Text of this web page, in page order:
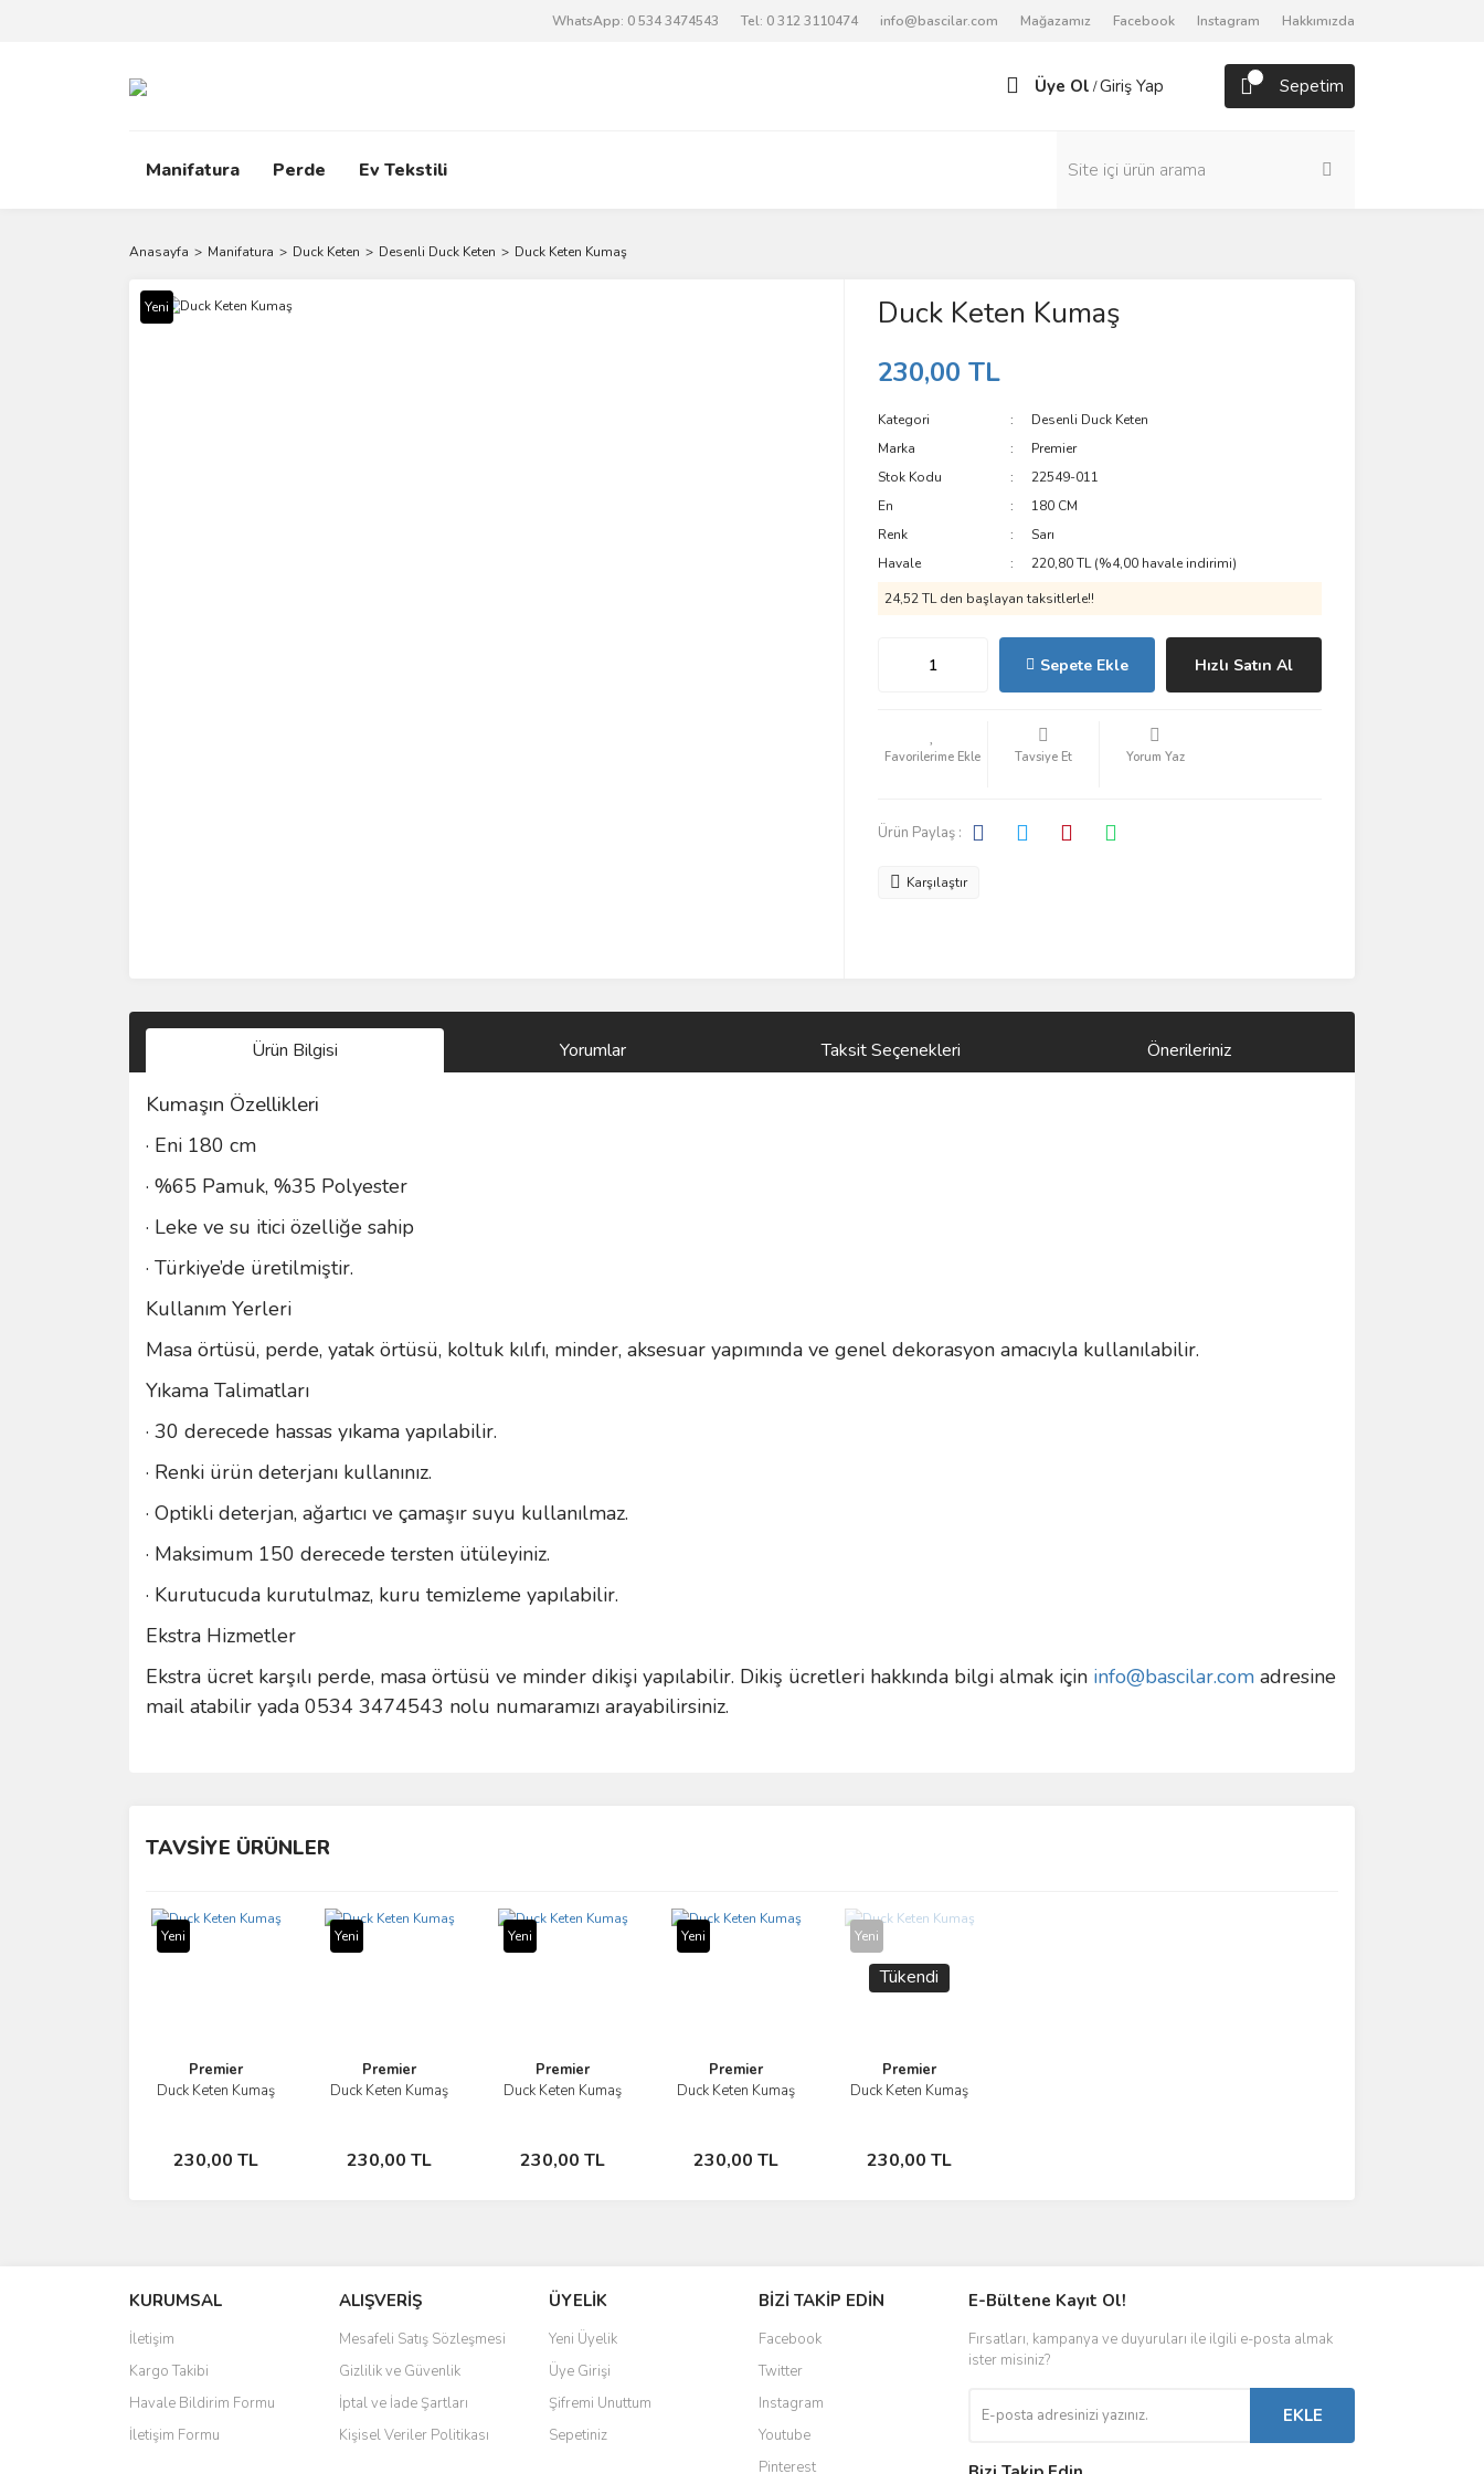
WhatsApp: 0 534 3474543 Tel: 0 312 3110474 info@bascilar.com Mağazamız Facebook Instagram Hakkımızda
Üye Ol /Giriş Yap Sepetim
Manifatura Perde Ev Tekstili
Anasayfa Manifatura Duck Keten Desenli Duck Keten Duck Keten Kumaş
Yeni Duck Keten Kumaş
230,00 TL
Kategori
Desenli Duck Keten
Marka
Premier
Stok Kodu
22549-011
En
180 CM
Renk
Sarı
Havale
220,80 TL (%4,00 havale indirimi)
24,52 TL den başlayan taksitlerle!!
Sepete Ekle Hızlı Satın Al
Tavsiye Et Yorum Yaz
Ürün Paylaş :
Karşılaştır
Ürün Bilgisi Yorumlar Taksit Seçenekleri Önerileriniz
Kumaşın Özellikleri
· Eni 180 cm
· %65 Pamuk, %35 Polyester
· Leke ve su itici özelliğe sahip
· Türkiye’de üretilmiştir.
Kullanım Yerleri
Masa örtüsü, perde, yatak örtüsü, koltuk kılıfı, minder, aksesuar yapımında ve genel dekorasyon amacıyla kullanılabilir.
Yıkama Talimatları
· 30 derecede hassas yıkama yapılabilir.
· Renki ürün deterjanı kullanınız.
· Optikli deterjan, ağartıcı ve çamaşır suyu kullanılmaz.
· Maksimum 150 derecede tersten ütüleyiniz.
· Kurutucuda kurutulmaz, kuru temizleme yapılabilir.
Ekstra Hizmetler
Ekstra ücret karşılı perde, masa örtüsü ve minder dikişi yapılabilir. Dikiş ücretleri hakkında bilgi almak için info@bascilar.com adresine
mail atabilir yada 0534 3474543 nolu numaramızı arayabilirsiniz.
Ürün açıklamasında eksik bilgiler bulunuyor.
Ürün bilgilerinde hatalar bulunuyor.
TAVSİYE ÜRÜNLER
Yeni
Premier
Duck Keten Kumaş
230,00 TL
İncele
Ekle
Yeni
Premier
Duck Keten Kumaş
230,00 TL
İncele
Ekle
Yeni
Premier
Duck Keten Kumaş
230,00 TL
İncele
Ekle
Yeni
Premier
Duck Keten Kumaş
230,00 TL
İncele
Ekle
Yeni
Tükendi
Premier
Duck Keten Kumaş
230,00 TL
İncele
Yok
KURUMSAL
İletişim
Kargo Takibi
Havale Bildirim Formu
İletişim Formu
ALIŞVERİŞ
Mesafeli Satış Sözleşmesi
Gizlilik ve Güvenlik
İptal ve İade Şartları
Kişisel Veriler Politikası
ÜYELİK
Yeni Üyelik
Üye Girişi
Şifremi Unuttum
Sepetiniz
BİZİ TAKİP EDİN
Facebook
Twitter
Instagram
Youtube
Pinterest
E-Bültene Kayıt Ol!
Fırsatları, kampanya ve duyuruları ile ilgili e-posta almak
ister misiniz?
EKLE